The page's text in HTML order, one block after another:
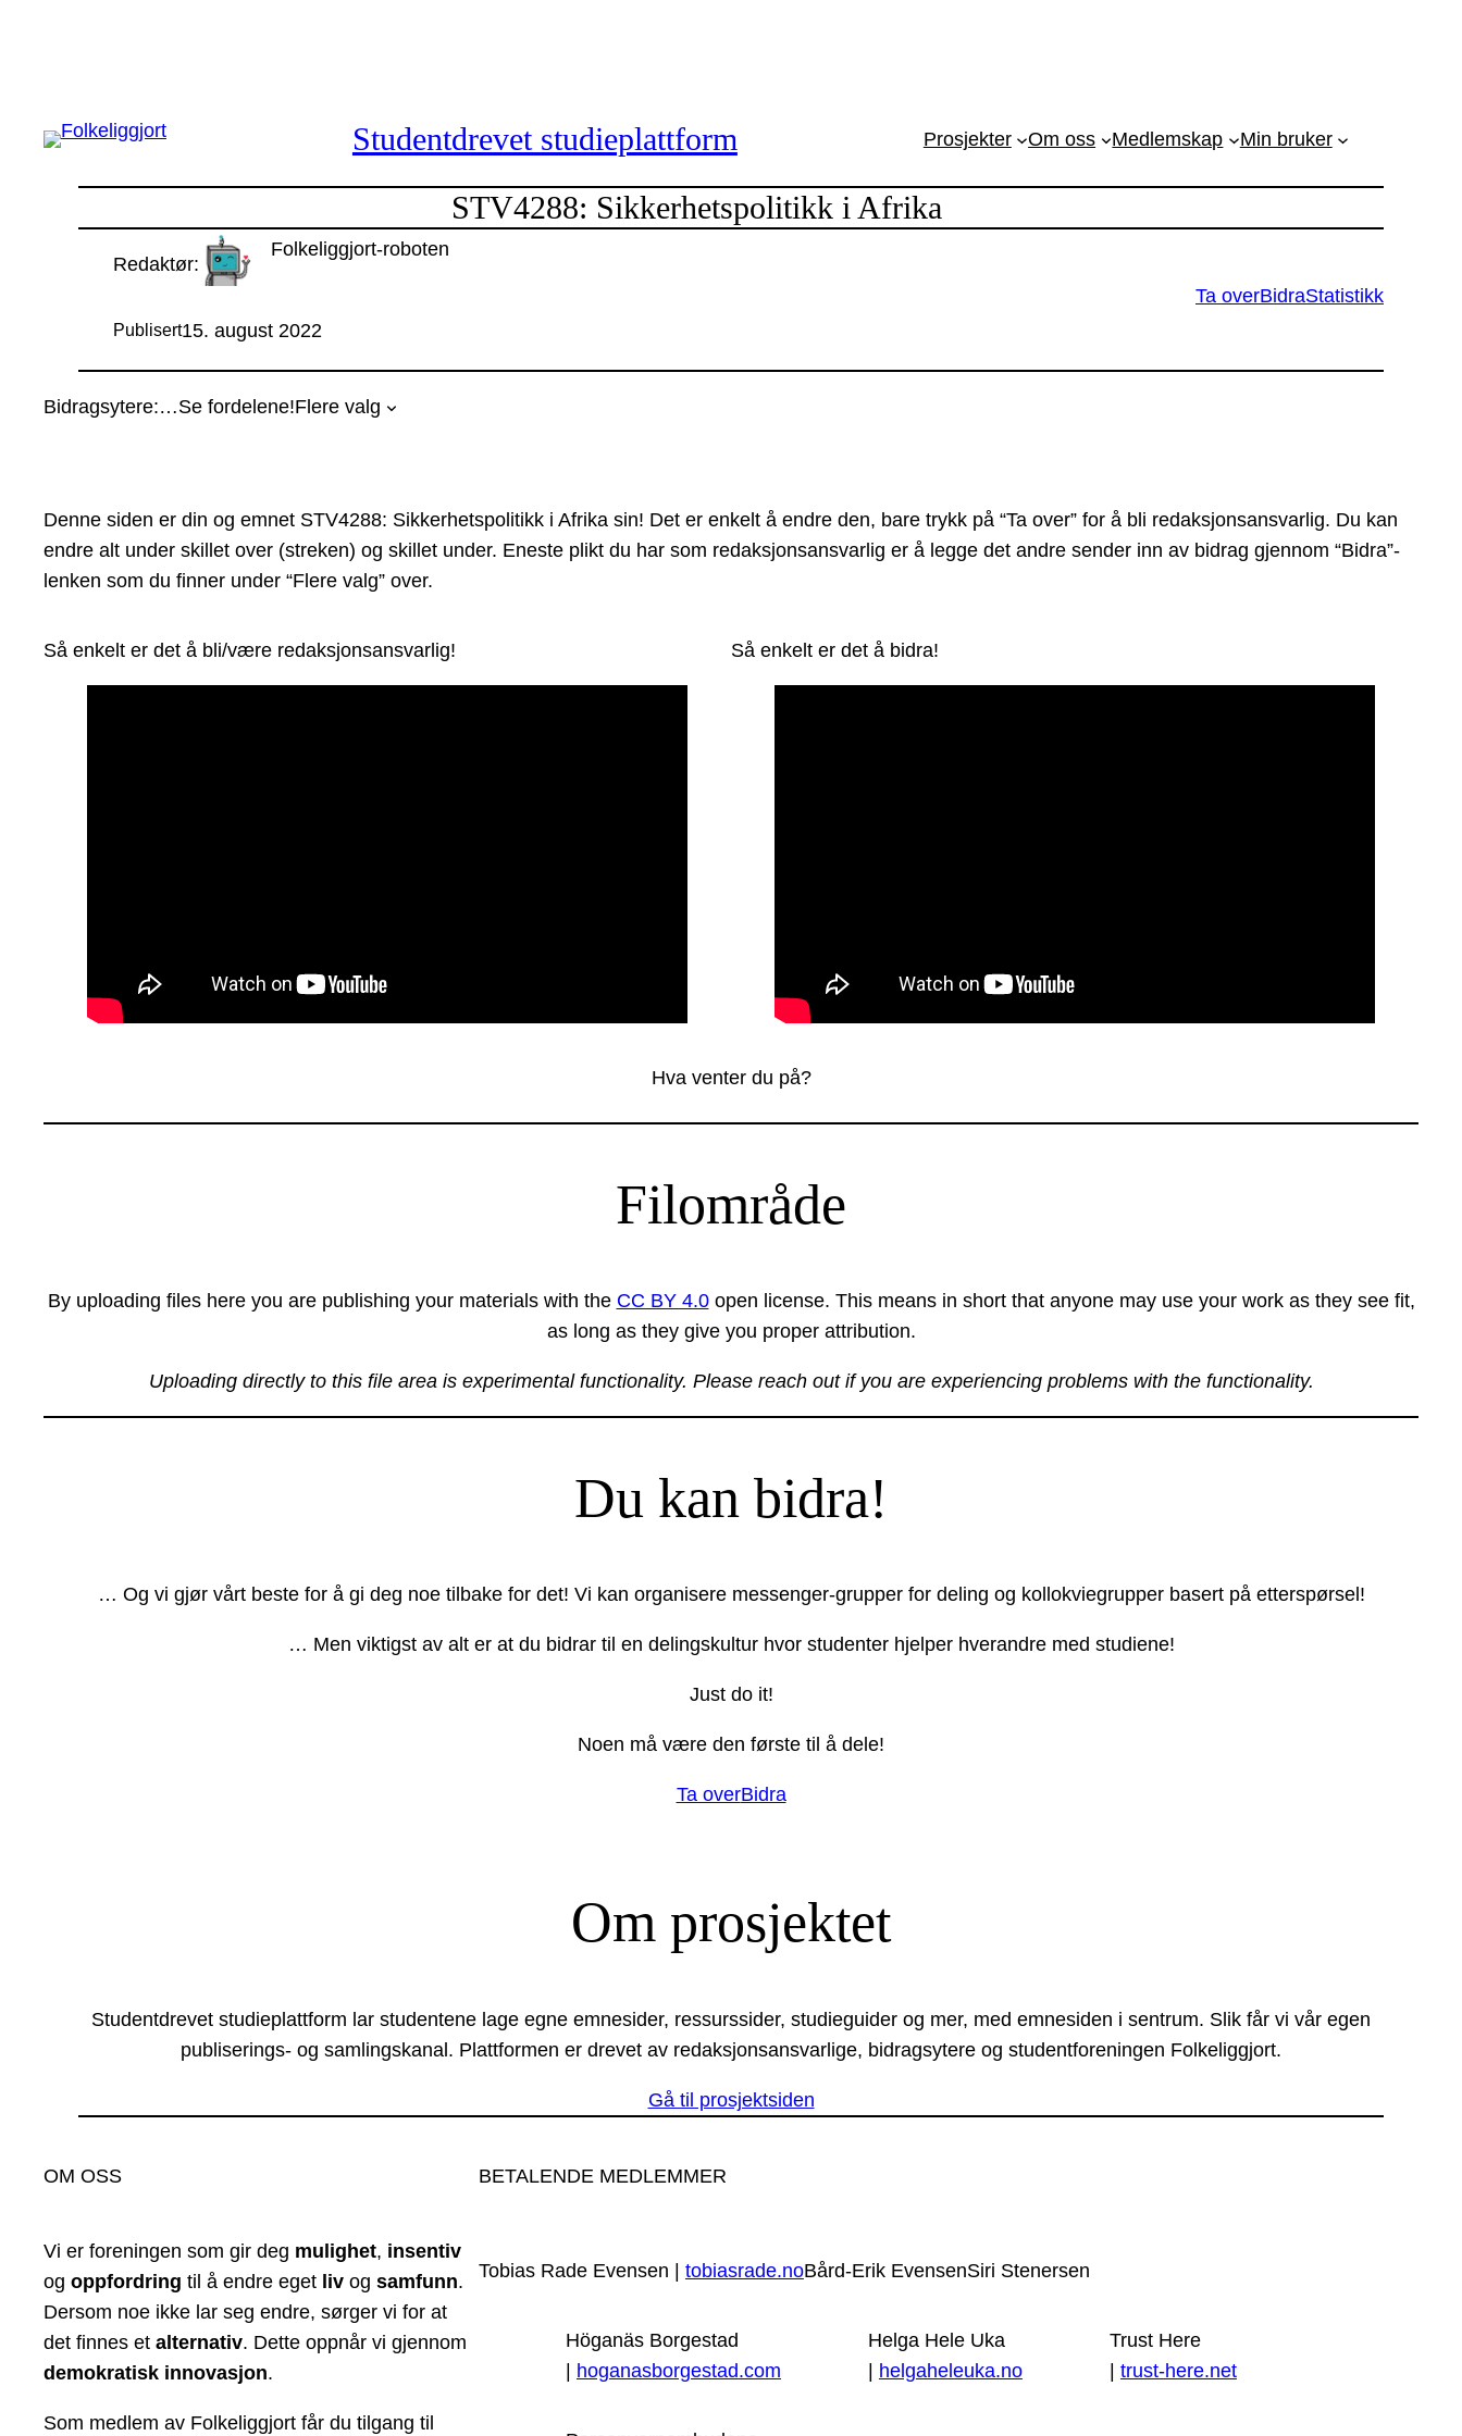
Studentdrevet studieplattform Prosjekter Om oss Medlemskap Min bruker
STV4288: Sikkerhetspolitikk i Afrika
Redaktør:
Folkeliggjort-roboten
Publisert15. august 2022
Ta overBidraStatistikk
Bidragsytere:…Se fordelene!Flere valg
Denne siden er din og emnet STV4288: Sikkerhetspolitikk i Afrika sin! Det er enkelt å endre den, bare trykk på “Ta over” for å bli redaksjonsansvarlig. Du kan
endre alt under skillet over (streken) og skillet under. Eneste plikt du har som redaksjonsansvarlig er å legge det andre sender inn av bidrag gjennom “Bidra”-
lenken som du finner under “Flere valg” over.
Så enkelt er det å bli/være redaksjonsansvarlig! Så enkelt er det å bidra!
Hva venter du på?
Filområde
By uploading files here you are publishing your materials with the CC BY 4.0open license. This means in short that anyone may use your work as they see fit,
as long as they give you proper attribution.
Uploading directly to this file area is experimental functionality. Please reach out if you are experiencing problems with the functionality.
Du kan bidra!
… Og vi gjør vårt beste for å gi deg noe tilbake for det! Vi kan organisere messenger-grupper for deling og kollokviegrupper basert på etterspørsel!
… Men viktigst av alt er at du bidrar til en delingskultur hvor studenter hjelper hverandre med studiene!
Just do it!
Noen må være den første til å dele!
Ta overBidra
Om prosjektet
Studentdrevet studieplattform lar studentene lage egne emnesider, ressurssider, studieguider og mer, med emnesiden i sentrum. Slik får vi vår egen
publiserings- og samlingskanal. Plattformen er drevet av redaksjonsansvarlige, bidragsytere og studentforeningen Folkeliggjort.
Gå til prosjektsiden
OM OSS
Vi er foreningen som gir deg mulighet, insentiv
og oppfordring til å endre eget liv og samfunn.
Dersom noe ikke lar seg endre, sørger vi for at
det finnes et alternativ. Dette oppnår vi gjennom
demokratisk innovasjon.
Som medlem av Folkeliggjort får du tilgang til
BETALENDE MEDLEMMER
Tobias Rade Evensen | tobiasrade.noBård-Erik EvensenSiri Stenersen
Höganäs Borgestad
| hoganasborgestad.com
Helga Hele Uka
| helgaheleuka.no
Trust Here
| trust-here.net